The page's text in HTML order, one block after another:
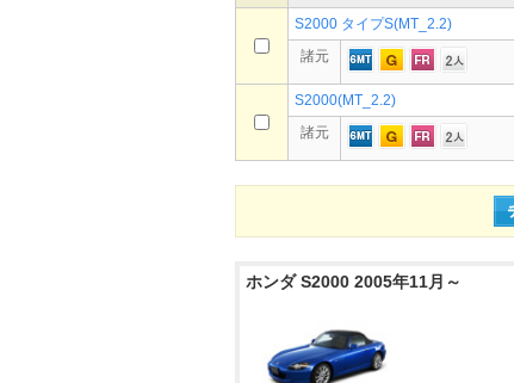
S2000 タイプS(MT_2.2)
諸元
S2000(MT_2.2)
諸元
ホンダ S2000 2005年11月～